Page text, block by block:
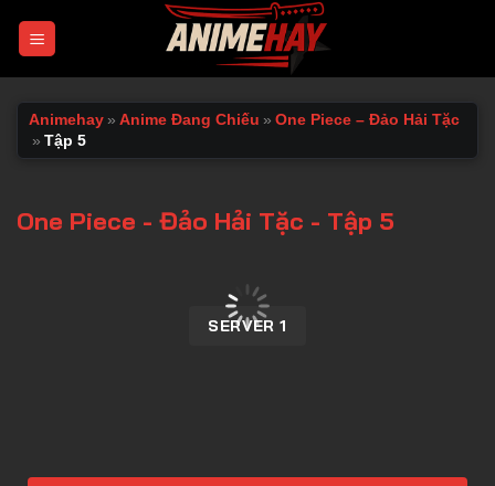
Animehay » Anime Đang Chiếu » One Piece – Đảo Hải Tặc
» Tập 5
One Piece - Đảo Hải Tặc - Tập 5
SERVER 1